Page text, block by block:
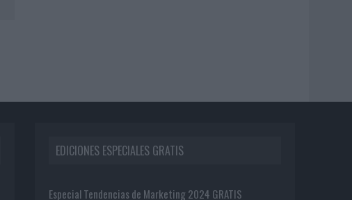
EDICIONES ESPECIALES GRATIS
Especial Tendencias de Marketing 2024 GRATIS